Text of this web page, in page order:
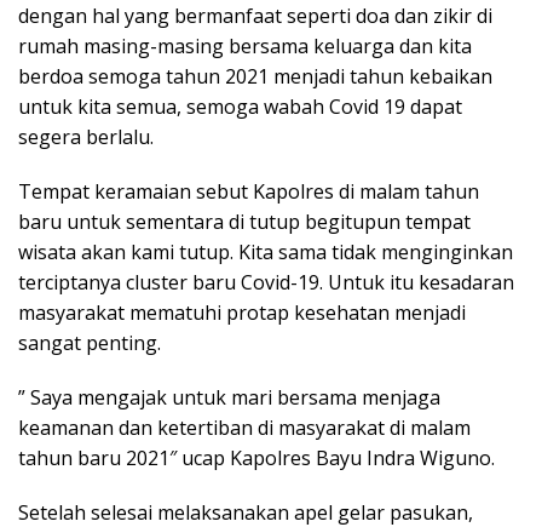
dengan hal yang bermanfaat seperti doa dan zikir di
rumah masing-masing bersama keluarga dan kita
berdoa semoga tahun 2021 menjadi tahun kebaikan
untuk kita semua, semoga wabah Covid 19 dapat
segera berlalu.
Tempat keramaian sebut Kapolres di malam tahun
baru untuk sementara di tutup begitupun tempat
wisata akan kami tutup. Kita sama tidak menginginkan
terciptanya cluster baru Covid-19. Untuk itu kesadaran
masyarakat mematuhi protap kesehatan menjadi
sangat penting.
” Saya mengajak untuk mari bersama menjaga
keamanan dan ketertiban di masyarakat di malam
tahun baru 2021″ ucap Kapolres Bayu Indra Wiguno.
Setelah selesai melaksanakan apel gelar pasukan,